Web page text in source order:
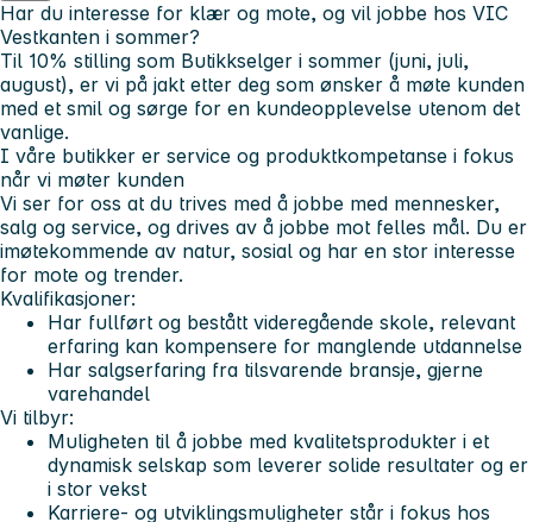
Har du interesse for klær og mote, og vil jobbe hos VIC
Vestkanten i sommer?
Til 10% stilling som Butikkselger i sommer (juni, juli,
august), er vi på jakt etter deg som ønsker å møte kunden
med et smil og sørge for en kundeopplevelse utenom det
vanlige.
I våre butikker er service og produktkompetanse i fokus
når vi møter kunden
Vi ser for oss at du trives med å jobbe med mennesker,
salg og service, og drives av å jobbe mot felles mål. Du er
imøtekommende av natur, sosial og har en stor interesse
for mote og trender.
Kvalifikasjoner:
Har fullført og bestått videregående skole, relevant
erfaring kan kompensere for manglende utdannelse
Har salgserfaring fra tilsvarende bransje, gjerne
varehandel
Vi tilbyr:
Muligheten til å jobbe med kvalitetsprodukter i et
dynamisk selskap som leverer solide resultater og er
i stor vekst
Karriere- og utviklingsmuligheter står i fokus hos